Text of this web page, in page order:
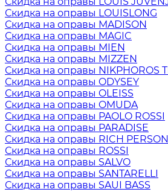
Скидка на оправы LOUISLONG
Скидка на оправы MADISON
Скидка на оправы MAGIC
Скидка на оправы MIEN
Скидка на оправы MIZZEN
Скидка на оправы NIKPHOROS
Скидка на оправы ODYSEY
Скидка на оправы OLEISS
Скидка на оправы OMUDA
Скидка на оправы PAOLO ROSSI
Скидка на оправы PARADISE
Скидка на оправы RICH PERSON
Скидка на оправы ROSSI
Скидка на оправы SALVO
Скидка на оправы SANTARELLI
Скидка на оправы SAUI BASS